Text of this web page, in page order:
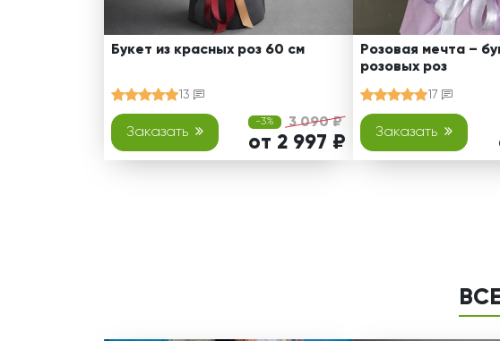
Букет из красных роз 60 см
13
Заказать
-3% 3 090 ₽
от 2 997 ₽
Розовая мечта –
розовых роз
17
Заказать